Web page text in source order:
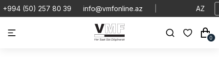
+994 (50) 257 80 39 info@vmfonline.az AZ
0